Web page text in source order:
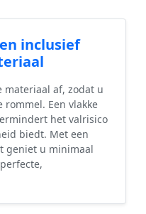
inclusief
materiaal af, zodat u
Een vlakke
het valrisico
biedt. Met een
geniet u minimaal